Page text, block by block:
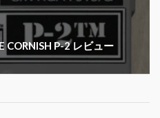
CORNISH P-2 レビュー